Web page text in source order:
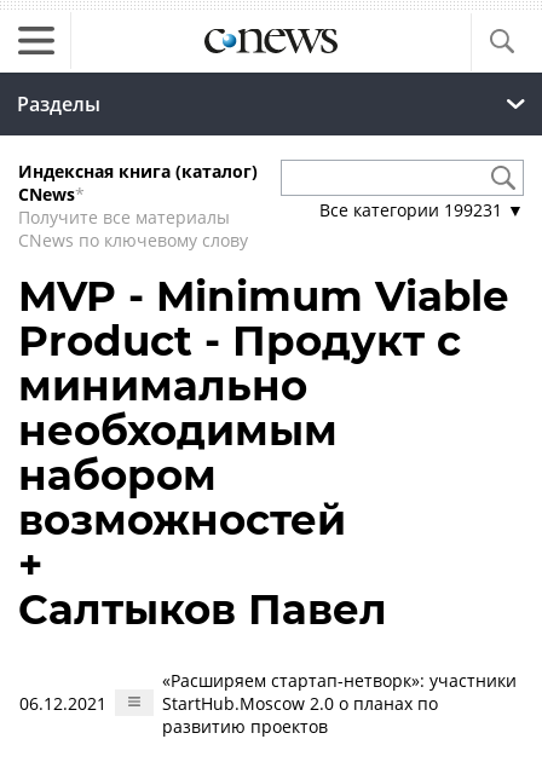
Разделы
Индексная книга (каталог)
CNews*
Получите все материалы
CNews по ключевому слову
Все категории 199231 ▼
MVP - Minimum Viable
Product - Продукт с
минимально
необходимым
набором
возможностей
+
Салтыков Павел
06.12.2021
«Расширяем стартап-нетворк»: участники
StartHub.Moscow 2.0 о планах по
развитию проектов